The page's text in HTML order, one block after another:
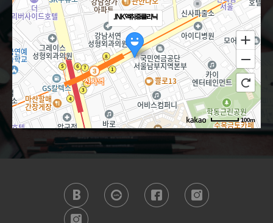
JNK액취증클리닉
100m